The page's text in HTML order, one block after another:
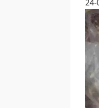
24-